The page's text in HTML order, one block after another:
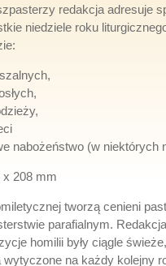
redakcja adresuje
niedziele roku
nabożeństwo (w niektórych
x 208 mm
tworzą cenieni
parafialnym.
homilii były ciągle
wytyczone na każdy kolejny